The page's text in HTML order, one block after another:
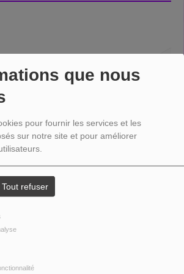
que nous
pour fournir les services et les
sur notre site et pour améliorer
Tout refuser